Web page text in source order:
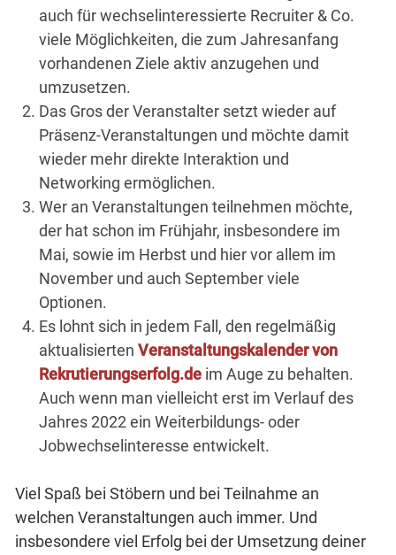
auch für wechselinteressierte Recruiter & Co.
viele Möglichkeiten, die zum Jahresanfang
vorhandenen Ziele aktiv anzugehen und
umzusetzen.
Das Gros der Veranstalter setzt wieder auf
Präsenz-Veranstaltungen und möchte damit
wieder mehr direkte Interaktion und
Networking ermöglichen.
Wer an Veranstaltungen teilnehmen möchte,
der hat schon im Frühjahr, insbesondere im
Mai, sowie im Herbst und hier vor allem im
November und auch September viele
Optionen.
Es lohnt sich in jedem Fall, den regelmäßig
aktualisierten Veranstaltungskalender von
Rekrutierungserfolg.de im Auge zu behalten.
Auch wenn man vielleicht erst im Verlauf des
Jahres 2022 ein Weiterbildungs- oder
Jobwechselinteresse entwickelt.
Viel Spaß bei Stöbern und bei Teilnahme an
welchen Veranstaltungen auch immer. Und
insbesondere viel Erfolg bei der Umsetzung deiner